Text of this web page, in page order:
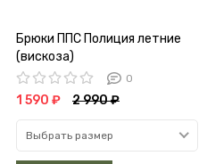
Брюки ППС Полиция летние
(вискоза)
0
1 590 ₽ 2 990 ₽
Выбрать размер